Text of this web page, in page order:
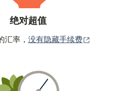
绝对超值
汇率， 没有隐藏手续费